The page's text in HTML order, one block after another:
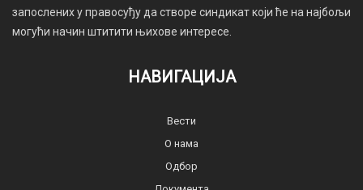
запослених у правосуђу да створе синдикат који ће на најбољи
могући начин штитити њихове интересе.
НАВИГАЦИЈА
Вести
О нама
Одбор